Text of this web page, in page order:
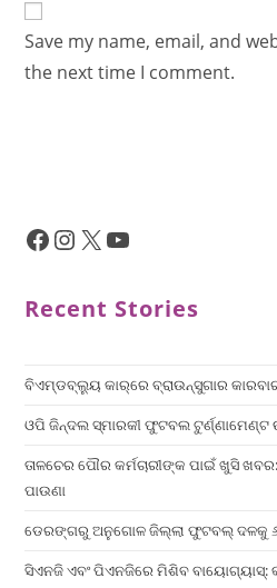
Save my name, email, and
the next time I comment.
Recent Stories
ବିଏମ୍‌ଡବ୍ଲ୍ୟୁ କାର୍‌ରେ ବ୍ରାଉନ୍‌ସୁଗାର
ଓପି ଜିନ୍ଦଲ ସ୍ମାରକୀ ଫୁଟବଲ ଟୁର୍ଣ୍ଣାମେଣ୍ଟ
ତାଳଚେର ପୌର କର୍ମଚାରୀଙ୍କ ପାଇଁ ଖୁସି
ପାଉଣା
ଡେରଙ୍ଗରୁ ଅନୁଗୋଳ ଜିଲ୍ଲା ଫୁଟବଲ୍ ଦଳକୁ ୬
ସିଏନଜି ଏବଂ ପିଏନଜିରେ ମିଶିବ